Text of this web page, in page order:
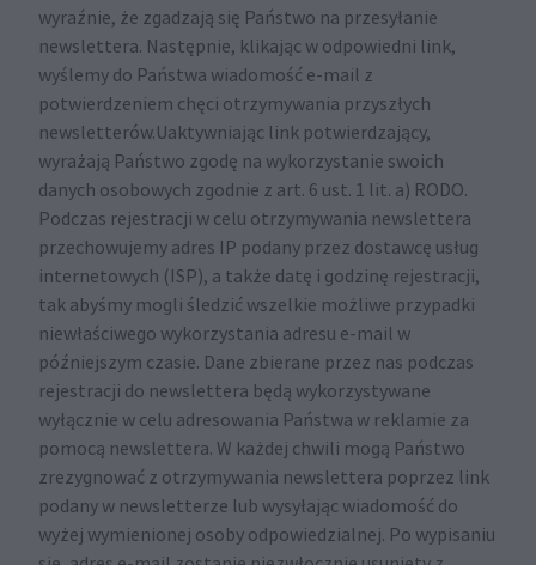
wyraźnie, że zgadzają się Państwo na przesyłanie
newslettera. Następnie, klikając w odpowiedni link,
wyślemy do Państwa wiadomość e-mail z
potwierdzeniem chęci otrzymywania przyszłych
newsletterów.Uaktywniając link potwierdzający,
wyrażają Państwo zgodę na wykorzystanie swoich
danych osobowych zgodnie z art. 6 ust. 1 lit. a) RODO.
Podczas rejestracji w celu otrzymywania newslettera
przechowujemy adres IP podany przez dostawcę usług
internetowych (ISP), a także datę i godzinę rejestracji,
tak abyśmy mogli śledzić wszelkie możliwe przypadki
niewłaściwego wykorzystania adresu e-mail w
późniejszym czasie. Dane zbierane przez nas podczas
rejestracji do newslettera będą wykorzystywane
wyłącznie w celu adresowania Państwa w reklamie za
pomocą newslettera. W każdej chwili mogą Państwo
zrezygnować z otrzymywania newslettera poprzez link
podany w newsletterze lub wysyłając wiadomość do
wyżej wymienionej osoby odpowiedzialnej. Po wypisaniu